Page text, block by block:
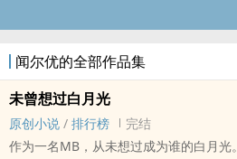
闻尔优的全部作品集
未曾想过白月光
原创小说 / 排行榜
完结
作为一名MB，从未想过成为谁的白月光。